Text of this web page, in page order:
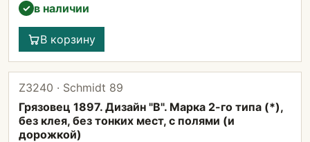
✓ в наличии
В корзину
Z3240 · Schmidt 89
Грязовец 1897. Дизайн "B". Марка 2-го типа (*),
без клея, без тонких мест, с полями (и
дорожкой)